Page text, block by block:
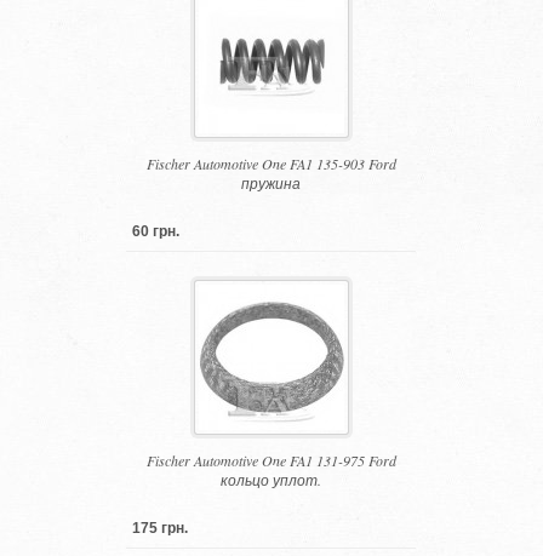
Fischer Automotive One FA1 135-903 Ford
пружина
60 грн.
Fischer Automotive One FA1 131-975 Ford
кольцо уплот.
175 грн.